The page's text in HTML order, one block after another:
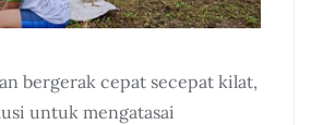
bergerak cepat secepat kilat,
untuk mengatasai